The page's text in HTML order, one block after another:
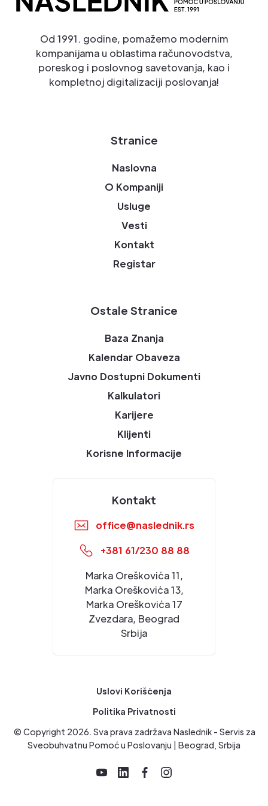
Od 1991. godine, pomažemo modernim
kompanijama u oblastima računovodstva,
poreskog i poslovnog savetovanja, kao i
kompletnoj digitalizaciji poslovanja!
Stranice
Naslovna
O Kompaniji
Usluge
Vesti
Kontakt
Registar
Ostale Stranice
Baza Znanja
Kalendar Obaveza
Javno Dostupni Dokumenti
Kalkulatori
Karijere
Klijenti
Korisne Informacije
Kontakt
office@naslednik.rs
+381 61/230 88 88
Marka Oreškovića 11,
Marka Oreškovića 13,
Marka Oreškovića 17
Zvezdara, Beograd
Srbija
Uslovi Korišćenja
Politika Privatnosti
© Copyright 2026. Sva prava zadržava Naslednik - Servis za
Sveobuhvatnu Pomoć u Poslovanju | Beograd, Srbija